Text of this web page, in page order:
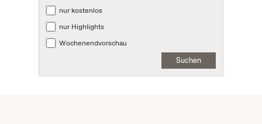
nur kostenlos
nur Highlights
Wochenendvorschau
Suchen